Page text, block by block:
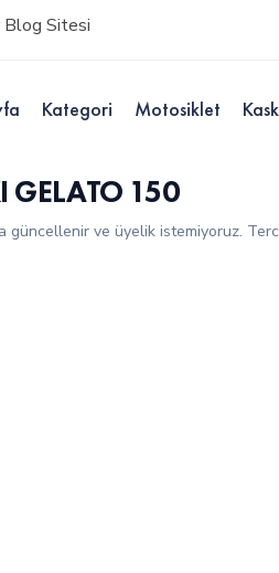
Blog Sitesi
Kategori Motosiklet Kask
150
güncellenir ve üyelik istemiyoruz.